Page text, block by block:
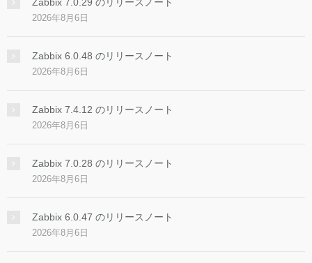
2026年8月6日
Zabbix 6.0.48 のリリースノート
2026年8月6日
Zabbix 7.4.12 のリリースノート
2026年8月6日
Zabbix 7.0.28 のリリースノート
2026年8月6日
Zabbix 6.0.47 のリリースノート
2026年8月6日